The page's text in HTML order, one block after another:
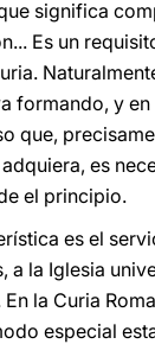
significa
Es un
formando, y
que,
es
el principio.
es el
a la Iglesia
la Curia
especial